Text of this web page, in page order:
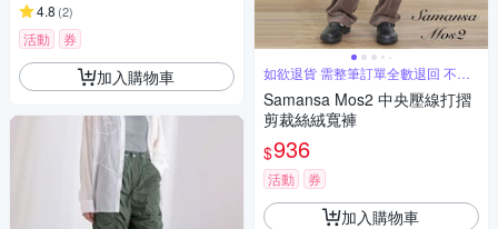
4.8 (2)
活動 券
加入購物車 如欲退貨 需整筆訂單全數退回 不能
單退
Samansa Mos2 中央壓線打摺
剪裁絲絨寬褲
$936
活動 券
加入購物車